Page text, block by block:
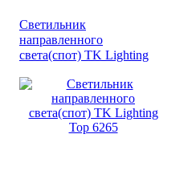
Светильник
направленного
света(спот) TK Lighting